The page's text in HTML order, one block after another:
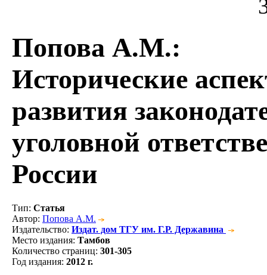
Попова А.М.:
Исторические
развития
уголовной
России
Тип: Статья
Автор: Попова А.М.
Издательство: Издат. дом ТГУ им. Г.Р. Державина
Место издания: Тамбов
Количество страниц: 301-305
Год издания: 2012 г.